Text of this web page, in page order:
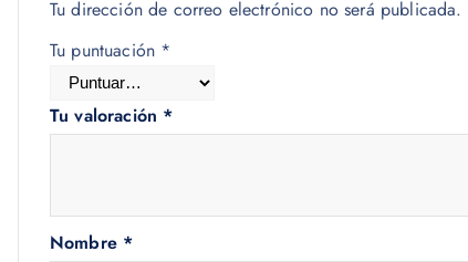
Tu dirección de correo electrónico no será publicada.
Tu puntuación *
Tu valoración *
Nombre *